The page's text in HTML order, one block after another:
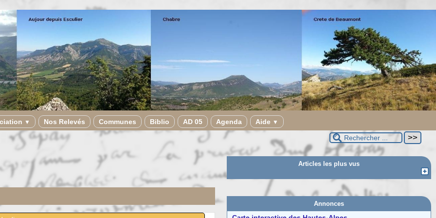
▼ Nos Relevés Communes Biblio AD 05 Agenda Aide ▼
Articles les plus vus
Annonces